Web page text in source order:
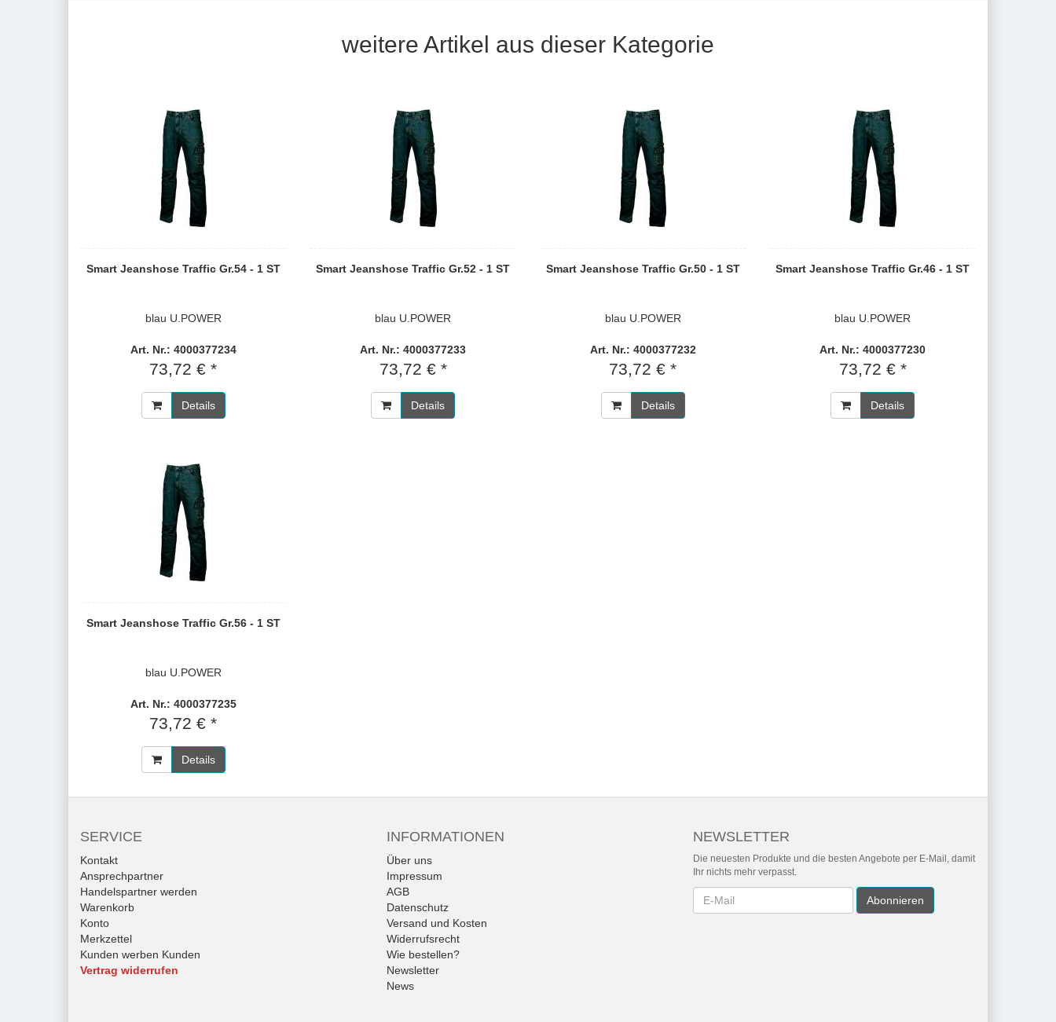
weitere Artikel aus dieser Kategorie
Smart Jeanshose Traffic Gr.54 - 1 ST
blau U.POWER
Art. Nr.: 4000377234
73,72 € *
Details
Smart Jeanshose Traffic Gr.52 - 1 ST
blau U.POWER
Art. Nr.: 4000377233
73,72 € *
Details
Smart Jeanshose Traffic Gr.50 - 1 ST
blau U.POWER
Art. Nr.: 4000377232
73,72 € *
Details
Smart Jeanshose Traffic Gr.46 - 1 ST
blau U.POWER
Art. Nr.: 4000377230
73,72 € *
Details
Smart Jeanshose Traffic Gr.56 - 1 ST
blau U.POWER
Art. Nr.: 4000377235
73,72 € *
Details
SERVICE
Kontakt
Ansprechpartner
Handelspartner werden
Warenkorb
Konto
Merkzettel
Kunden werben Kunden
Vertrag widerrufen
INFORMATIONEN
Über uns
Impressum
AGB
Datenschutz
Versand und Kosten
Widerrufsrecht
Wie bestellen?
Newsletter
News
NEWSLETTER
Die neuesten Produkte und die besten Angebote per E-Mail, damit
Ihr nichts mehr verpasst.
Newsletter Abonnieren